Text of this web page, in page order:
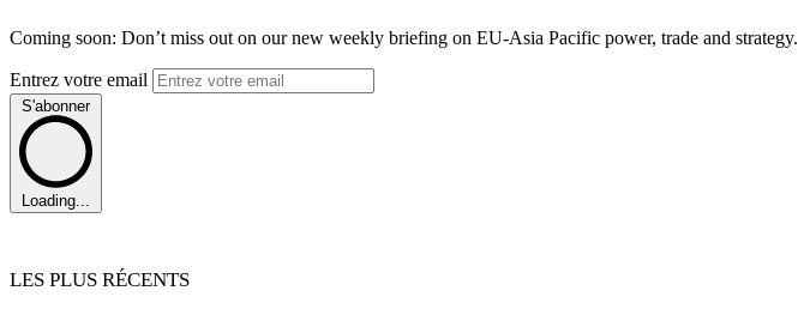
Coming soon: Don’t miss out on our new weekly briefing on EU-Asia Pacific power, trade and strategy.
Entrez votre email
S'abonner
Loading...
LES PLUS RÉCENTS